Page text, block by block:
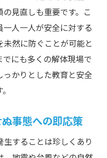
させるための事前準
ェックリスト
学ぶトラブル回避法
アップと次のステッ
見直しも重要です。こ
一人一人が安全に対する
然に防ぐことが可能と
にも多くの解体現場で
っかりとした教育と安全
事態への即応策
することは珍しくあり